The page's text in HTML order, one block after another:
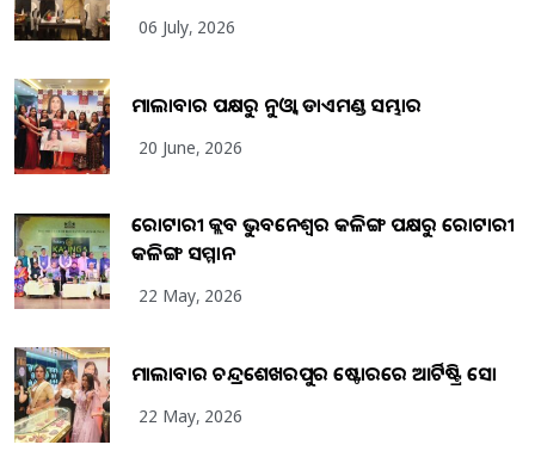
06 July, 2026
ମାଲାବାର ପକ୍ଷରୁ ନୁଓ୍ବା ଡାଏମଣ୍ଡ ସମ୍ଭାର
20 June, 2026
ରୋଟାରୀ କ୍ଲବ ଭୁବନେଶ୍ୱର କଳିଙ୍ଗ ପକ୍ଷରୁ ରୋଟାରୀ
କଳିଙ୍ଗ ସମ୍ମାନ
22 May, 2026
ମାଲାବାର ଚନ୍ଦ୍ରଶେଖରପୁର ଷ୍ଟୋରରେ ଆର୍ଟିଷ୍ଟ୍ରି ସୋ
22 May, 2026